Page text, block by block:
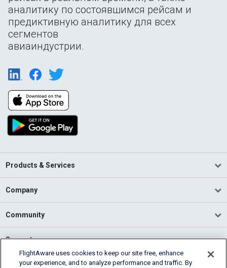
аналитику по состоявшимся рейсам и
предиктивную аналитику для всех
сегментов
авиаиндустрии.
Products & Services
Company
Community
Support
English (USA)
FlightAware uses cookies to keep our site free, enhance
your experience, and to analyze performance and traffic. By